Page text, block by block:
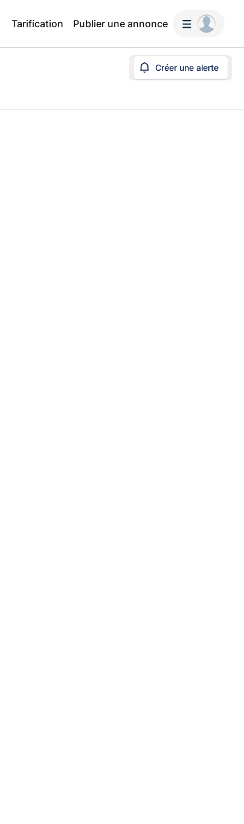
Tarification Publier une annonce
Créer une alerte